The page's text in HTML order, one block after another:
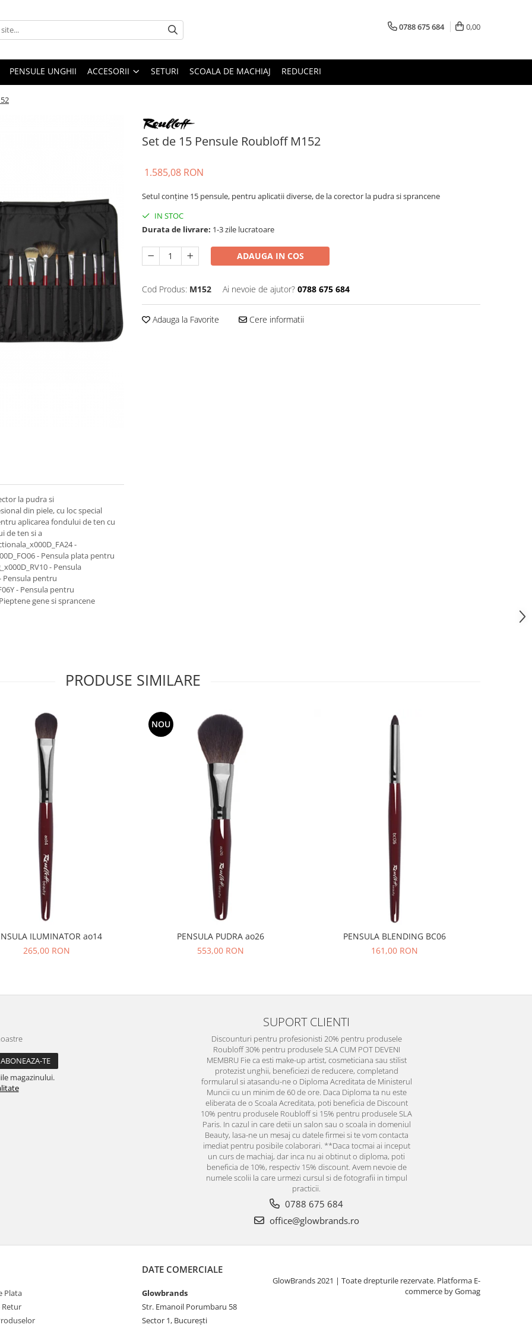
0788 675 684 0,00
PENSULE UNGHII ACCESORII SETURI SCOALA DE MACHIAJ REDUCERI
Set de 15 Pensule Roubloff M152
1.585,08 RON
Setul conține 15 pensule, pentru aplicatii diverse, de la corector la pudra si sprancene
IN STOC
Durata de livrare: 1-3 zile lucratoare
ADAUGA IN COS
Cod Produs: M152 Ai nevoie de ajutor? 0788 675 684
Adauga la Favorite Cere informatii
la pudra si
din piele, cu loc special
aplicarea fondului de ten cu
de ten si a
-
- Pensula plata pentru
- Pensula
Pensula pentru
- Pensula pentru
gene si sprancene
PRODUSE SIMILARE
ILUMINATOR ao14
265,00 RON
NOU
PENSULA PUDRA ao26
553,00 RON
PENSULA BLENDING BC06
161,00 RON
magazinului.
SUPORT CLIENTI
Discounturi pentru profesionisti 20% pentru produsele
Roubloff 30% pentru produsele SLA CUM POT DEVENI
MEMBRU Fie ca esti make-up artist, cosmeticiana sau stilist
protezist unghii, beneficiezi de reducere, completand
formularul si atasandu-ne o Diploma Acreditata de Ministerul
Muncii cu un minim de 60 de ore. Daca Diploma ta nu este
eliberata de o Scoala Acreditata, poti beneficia de Discount
10% pentru produsele Roubloff si 15% pentru produsele SLA
Paris. In cazul in care detii un salon sau o scoala in domeniul
Beauty, lasa-ne un mesaj cu datele firmei si te vom contacta
imediat pentru posibile colaborari. **Daca tocmai ai inceput
un curs de machiaj, dar inca nu ai obtinut o diploma, poti
beneficia de 10%, respectiv 15% discount. Avem nevoie de
numele scolii la care urmezi cursul si de fotografii in timpul
practicii.
0788 675 684
office@glowbrands.ro
Plata
Retur
DATE COMERCIALE
Glowbrands
Str. Emanoil Porumbaru 58
Sector 1, București
GlowBrands 2021 | Toate drepturile rezervate. Platforma E-
commerce by Gomag